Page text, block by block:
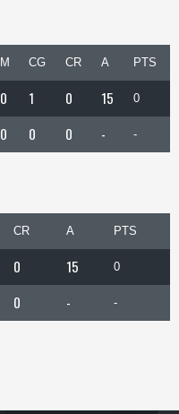
M CG CR A PTS
0 1 0 15 0
0 0 0 - -
CR A PTS
0 15 0
0 - -